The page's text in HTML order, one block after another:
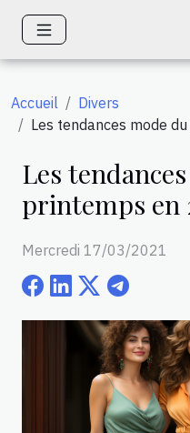
Accueil
Divers
Les tendances mode
Les
printemps en
Mercredi 17/03/2021